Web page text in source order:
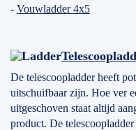
- Vouwladder 4x5
De telescoopladder heeft
uitschuifbaar zijn. Hoe ver
uitgeschoven staat altijd
product. De